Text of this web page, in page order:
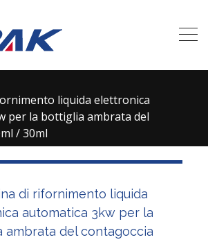
liquida elettronica
per la bottiglia ambrata del
/ 30ml
di rifornimento liquida
automatica 3kw per la
ambrata del contagoccia